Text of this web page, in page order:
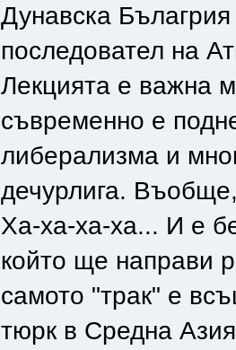
Дунавска
последовател на
Лекцията е важна
съвременно е
либерализма и
дечурлига.
Ха-ха-ха-ха... И е
който ще направи
самото "трак" е
тюрк в Средна